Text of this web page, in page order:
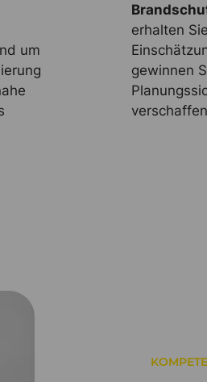
um
erhalten
gewinnen